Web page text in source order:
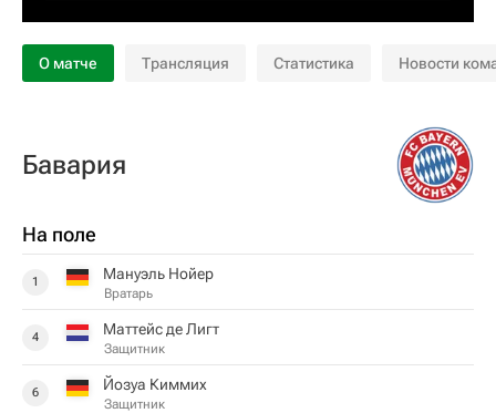
О матче Трансляция Статистика Новости
Бавария
На поле
1 Мануэль Нойер
Вратарь
4 Маттейс де Лигт
Защитник
6 Йозуа Киммих
Защитник